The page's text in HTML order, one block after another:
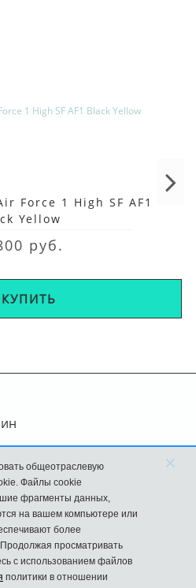
Force 1 High SF AF1
Yellow
руб.
КУПИТЬ
общеотраслевую
Файлы cookie
фрагменты данных,
на вашем компьютере или
более
просматривать
с использованием файлов
политики в отношении
×